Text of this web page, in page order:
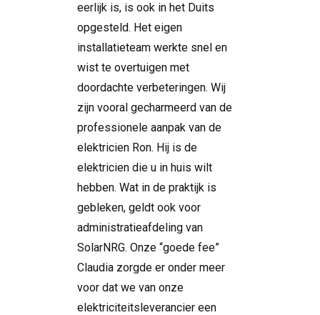
eerlijk is, is ook in het Duits
opgesteld. Het eigen
installatieteam werkte snel en
wist te overtuigen met
doordachte verbeteringen. Wij
zijn vooral gecharmeerd van de
professionele aanpak van de
elektricien Ron. Hij is de
elektricien die u in huis wilt
hebben. Wat in de praktijk is
gebleken, geldt ook voor
administratieafdeling van
SolarNRG. Onze “goede fee”
Claudia zorgde er onder meer
voor dat we van onze
elektriciteitsleverancier een